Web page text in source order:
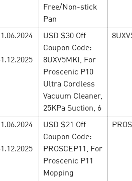
с игровыми офферами!
Открывайте новые миры
заманчивыми акц…
Free/Non-stick
Pan
USD $30 Off
Coupon Code:
8UXV5MKI, For
Proscenic P10
Ultra Cordless
Vacuum Cleaner,
25KPa Suction, 6
USD $21 Off
Coupon Code:
PROSCEP11, For
Proscenic P11
Mopping